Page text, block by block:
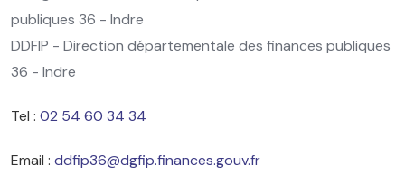
DDFIP - Direction départementale des finances publiques
36 - Indre
Tel : 02 54 60 34 34
Email : ddfip36@dgfip.finances.gouv.fr